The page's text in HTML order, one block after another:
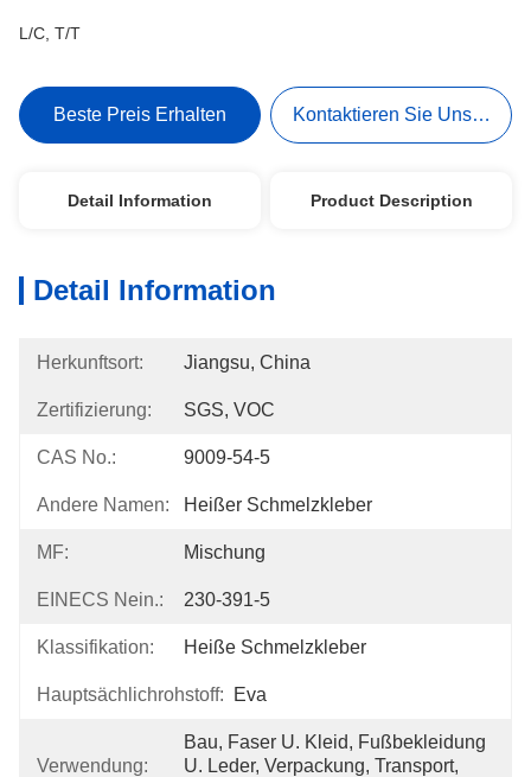
L/C, T/T
Beste Preis Erhalten Kontaktieren Sie Uns Jetzt
Detail Information Product Description
Detail Information
Herkunftsort: Jiangsu, China
Zertifizierung: SGS, VOC
CAS No.: 9009-54-5
Andere Namen: Heißer Schmelzkleber
MF: Mischung
EINECS Nein.: 230-391-5
Klassifikation: Heiße Schmelzkleber
Hauptsächlichrohstoff: Eva
Verwendung:
Bau, Faser U. Kleid, Fußbekleidung
U. Leder, Verpackung, Transport,